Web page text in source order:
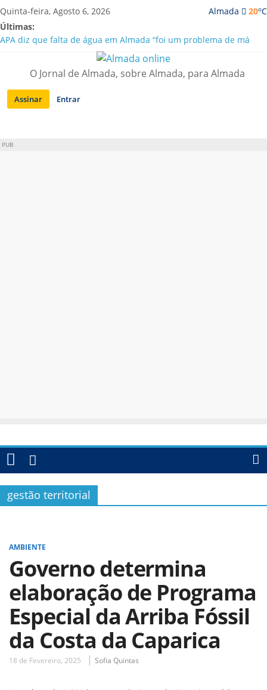
Saltar
para
conteúdo
Almada 20oC
Quinta-feira, Agosto 6, 2026
Últimas:
APA diz que falta de água em Almada “foi um problema de má
Laranjeiro | Cultura pop asiática invade a Casa Amarela
Ponte 25 de Abril celebra 60 anos com programa cultural entre
Lisboa e Almada
Situação de alerta em Almada renovada até final de Agosto
O Jornal de Almada, sobre Almada, para Almada
Assinar Entrar
PUB
gestão territorial
AMBIENTE
Governo determina
elaboração de Programa
Especial da Arriba Fóssil
da Costa da Caparica
18 de Fevereiro, 2025 Sofia Quintas